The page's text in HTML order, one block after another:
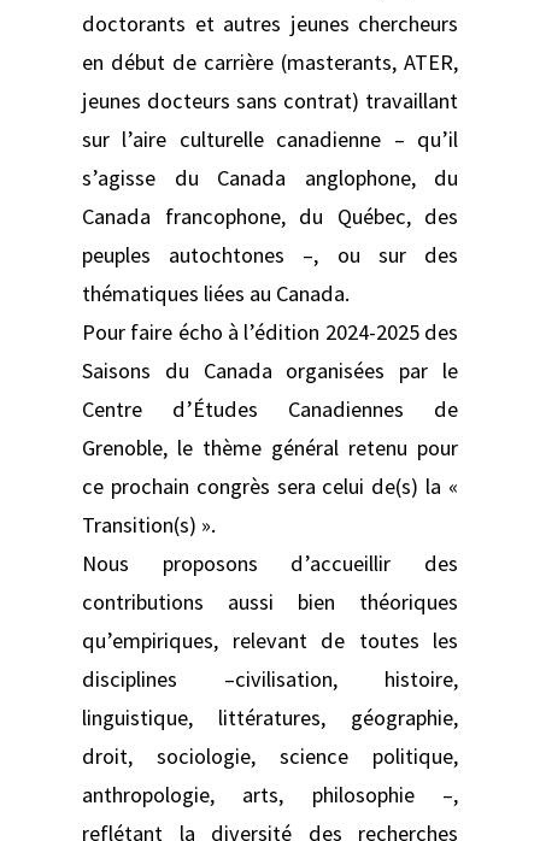
doctorants et autres jeunes chercheurs
en début de carrière (masterants, ATER,
jeunes docteurs sans contrat) travaillant
sur l’aire culturelle canadienne – qu’il
s’agisse du Canada anglophone, du
Canada francophone, du Québec, des
peuples autochtones –, ou sur des
thématiques liées au Canada.
Pour faire écho à l’édition 2024-2025 des
Saisons du Canada organisées par le
Centre d’Études Canadiennes de
Grenoble, le thème général retenu pour
ce prochain congrès sera celui de(s) la «
Transition(s) ».
Nous proposons d’accueillir des
contributions aussi bien théoriques
qu’empiriques, relevant de toutes les
disciplines –civilisation, histoire,
linguistique, littératures, géographie,
droit, sociologie, science politique,
anthropologie, arts, philosophie –,
reflétant la diversité des recherches